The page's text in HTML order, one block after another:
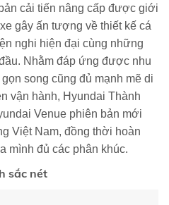
cải tiến nâng cấp được giới
gây ấn tượng về thiết kế cá
nghi hiện đại cùng những
Nhằm đáp ứng được nhu
song cũng đủ mạnh mẽ di
vận hành, Hyundai Thành
Venue phiên bản mới
Việt Nam, đồng thời hoàn
mình đủ các phân khúc.
sắc nét